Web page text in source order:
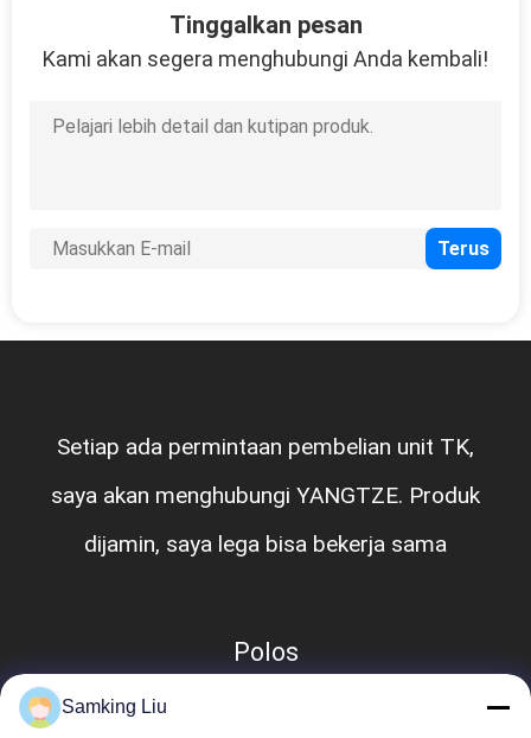
Tinggalkan pesan
Kami akan segera menghubungi Anda kembali!
Setiap ada permintaan pembelian unit TK,
saya akan menghubungi YANGTZE. Produk
dijamin, saya lega bisa bekerja sama
Polos
Samking Liu